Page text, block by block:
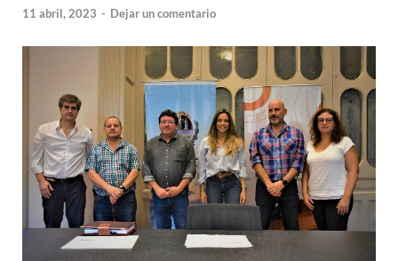
11 abril, 2023 - Dejar un comentario